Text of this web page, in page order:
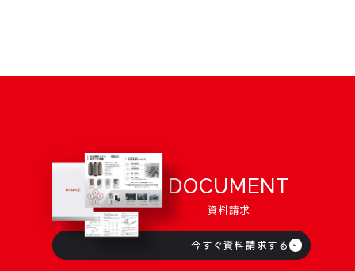
DOCUMENT
資料請求
今すぐ資料請求する